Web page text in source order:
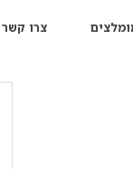
צרו קשר